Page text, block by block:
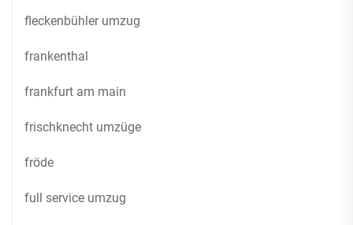
fleckenbühler umzug
frankenthal
frankfurt am main
frischknecht umzüge
fröde
full service umzug